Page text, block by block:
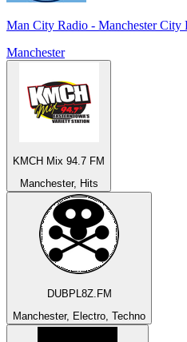
Man City Radio - Manchester City
Manchester
KMCH Mix 94.7 FM
Manchester, Hits
DUBPL8Z.FM
Manchester, Electro, Techno